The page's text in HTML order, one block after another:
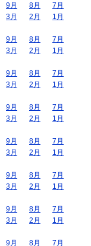
9月 8月
7月
3月 2月
1月
9月 8月
7月
3月 2月
1月
9月 8月
7月
3月 2月
1月
9月 8月
7月
3月 2月
1月
9月 8月
7月
3月 2月
1月
9月 8月
7月
3月 2月
1月
9月 8月
7月
3月 2月
1月
9月 8月 7月